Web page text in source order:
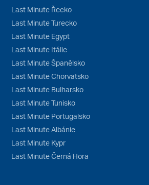
Last Minute Řecko
Last Minute Turecko
Last Minute Egypt
Last Minute Itálie
Last Minute Španělsko
Last Minute Chorvatsko
Last Minute Bulharsko
Last Minute Tunisko
Last Minute Portugalsko
Last Minute Albánie
Last Minute Kypr
Last Minute Černá Hora